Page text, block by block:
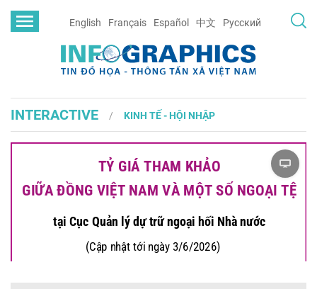
English Français Español 中文 Русский
INTERACTIVE KINH TẾ - HỘI NHẬP